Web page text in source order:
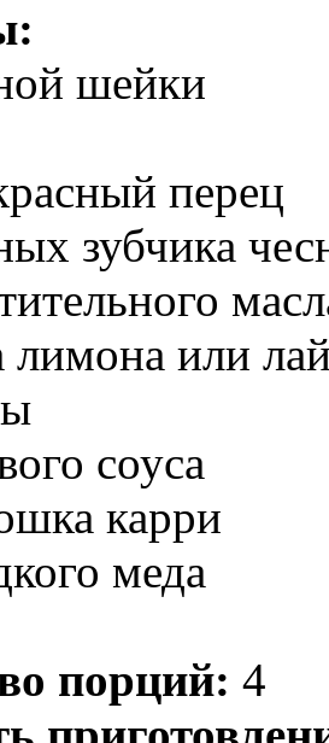
шейки
перец
зубчика
лимона или
соуса
карри
меда
порций: 4